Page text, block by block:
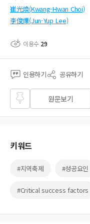
崔光煥(Kwang-Hwan Choi)
李俊燁(Jun-Yup Lee)
이용수 29
인용하기 공유하기
즐겨
찾기
원문보기
키워드
#지역축제 #성공요인
#Critical success factors